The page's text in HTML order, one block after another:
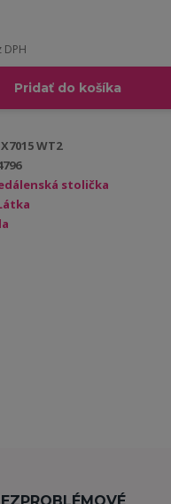
DPH
Pridať do košíka
WT2
stolička